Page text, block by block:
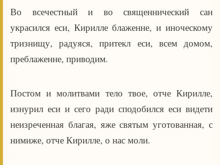
Во всечестный и во священнический сан
украсился еси, Кирилле блаженне, и иноческому
тризнищу, радуяся, притекл еси, всем домом,
преблаженне, приводим.
Постом и молитвами тело твое, отче Кирилле,
изнурил еси и сего ради сподобился еси видети
неизреченная благая, яже святым уготованная, с
нимиже, отче Кирилле, о нас моли.